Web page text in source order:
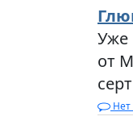
Уже
от
Нет